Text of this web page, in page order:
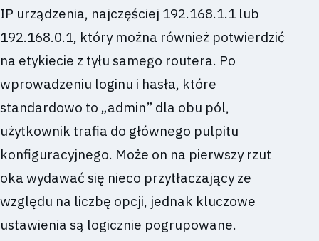
IP urządzenia, najczęściej 192.168.1.1 lub
192.168.0.1, który można również potwierdzić
na etykiecie z tyłu samego routera. Po
wprowadzeniu loginu i hasła, które
standardowo to „admin” dla obu pól,
użytkownik trafia do głównego pulpitu
konfiguracyjnego. Może on na pierwszy rzut
oka wydawać się nieco przytłaczający ze
względu na liczbę opcji, jednak kluczowe
ustawienia są logicznie pogrupowane.